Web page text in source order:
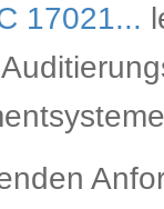
17021...